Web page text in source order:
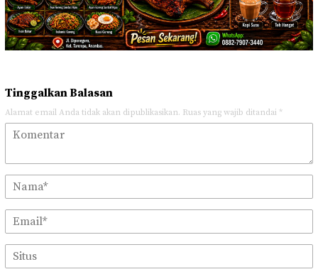
Tinggalkan Balasan
Alamat email Anda tidak akan dipublikasikan. Ruas yang wajib ditandai *